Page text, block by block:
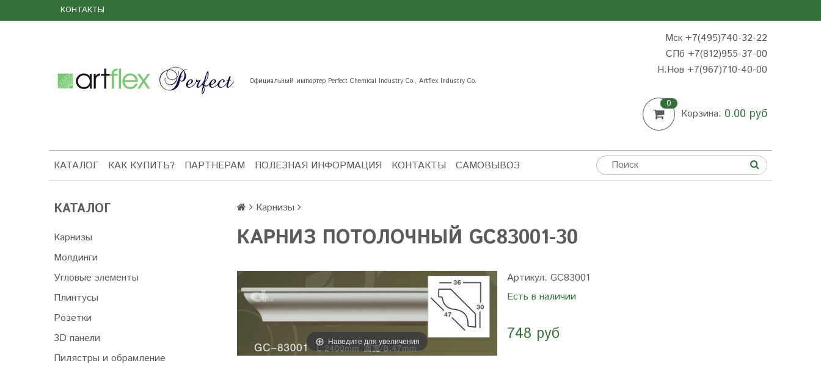
КОНТАКТЫ
Официальный импортер Perfect Chemical Industry Co., Artflex Industry Co.
Мск +7(495)740-32-22
СПб +7(812)955-37-00
Н.Нов +7(967)710-40-00
0
Корзина: 0.00 руб
КАТАЛОГ КАК КУПИТЬ? ПАРТНЕРАМ ПОЛЕЗНАЯ ИНФОРМАЦИЯ КОНТАКТЫ САМОВЫВОЗ
КАТАЛОГ
Карнизы
Молдинги
Угловые элементы
Плинтусы
Розетки
3D панели
Пилястры и обрамление
Карнизы
КАРНИЗ ПОТОЛОЧНЫЙ GC83001-30
Наведите для увеличения
Артикул: GC83001
Есть в наличии
748 руб